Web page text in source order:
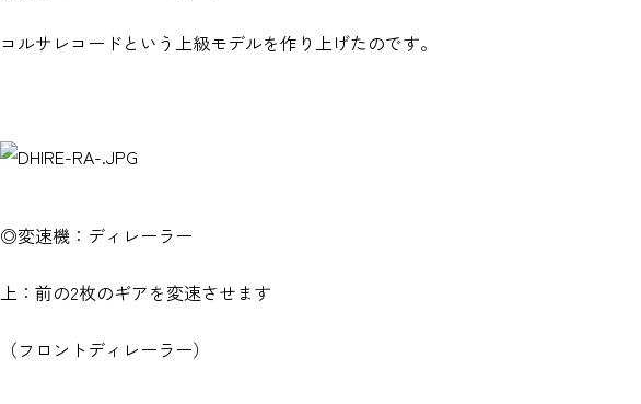
コルサレコードという上級モデルを作り上げたのです。
◎変速機：ディレーラー
上：前の2枚のギアを変速させます
（フロントディレーラー）